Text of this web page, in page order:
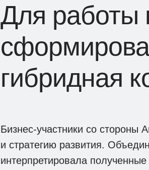
Для работы
гибридная
Бизнес-участники со стороны
и стратегию развития.
интерпретировала